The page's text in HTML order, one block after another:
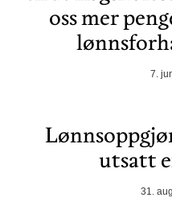
oss mer
7.
utsatt
31.